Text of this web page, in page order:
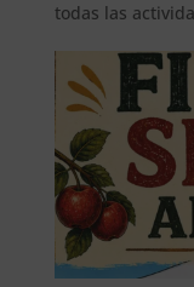
todas las